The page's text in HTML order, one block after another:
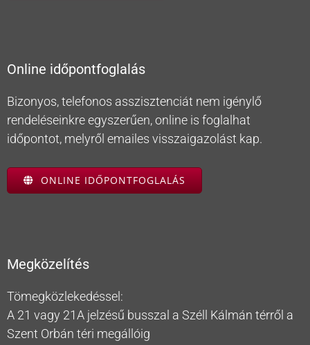
Online időpontfoglalás
Bizonyos, telefonos asszisztenciát nem igénylő
rendeléseinkre egyszerűen, online is foglalhat
időpontot, melyről emailes visszaigazolást kap.
ONLINE IDŐPONTFOGLALÁS
Megközelítés
Tömegközlekedéssel:
A 21 vagy 21A jelzésű busszal a Széll Kálmán térről a
Szent Orbán téri megállóig